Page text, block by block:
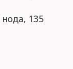
нода, 135